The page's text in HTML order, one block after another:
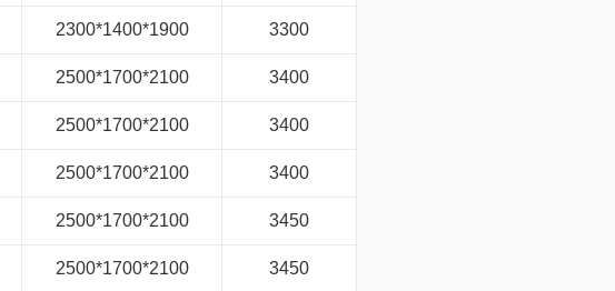
2300*1400*1900 3300
2500*1700*2100 3400
2500*1700*2100 3400
2500*1700*2100 3400
2500*1700*2100 3450
2500*1700*2100 3450